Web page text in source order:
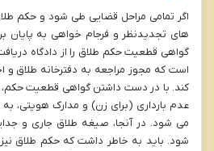
اگر تمامی مراحل قضایی طی شود و حکم
های تجدیدنظر و فرجام خواهی به پایان
گواهی قطعیت حکم طلاق را از دادگاه
است که مجوز مراجعه به دفترخانه طلاق و
کند. با در دست داشتن گواهی قطعیت حکم،
عدم بارداری (برای زن) و مدارک هویتی، به
می شود. در آنجا، صیغه طلاق جاری و
شود. باید به خاطر داشت که حکم طلاق